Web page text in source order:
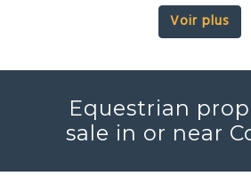
Voir plus
Equestrian
sale in or near